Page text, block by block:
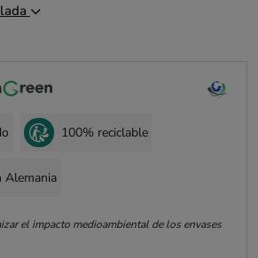
100% reciclable
Alemania
el impacto medioambiental de los envases